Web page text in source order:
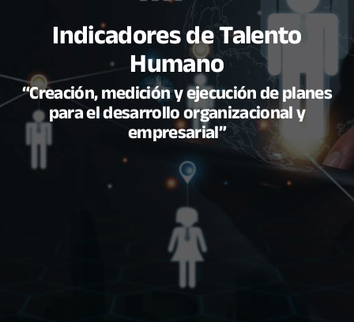
Indicadores de Talento
Humano
“Creación, medición y ejecución de planes
para el desarrollo organizacional y
empresarial”